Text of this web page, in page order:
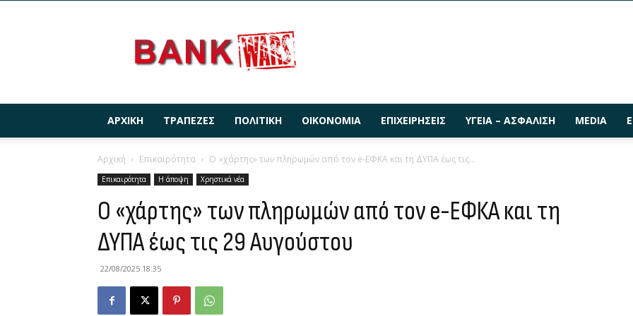
ΑΡΧΙΚΉ ΤΡΆΠΕΖΕΣ ΠΟΛΙΤΙΚΉ ΟΙΚΟΝΟΜΊΑ ΕΠΙΧΕΙΡΉΣΕΙΣ ΥΓΕΊΑ – ΑΣΦΆΛΙΣΗ MEDIA
Αρχική Επικαιρότητα Ο «χάρτης» των πληρωμών από τον e-ΕΦΚΑ και τη ΔΥΠΑ έως τις...
Επικαιρότητα Η άποψη Χρηστικά νέα
Ο «χάρτης» των πληρωμών από τον e-ΕΦΚΑ και τη
ΔΥΠΑ έως τις 29 Αυγούστου
22/08/2025 18:35